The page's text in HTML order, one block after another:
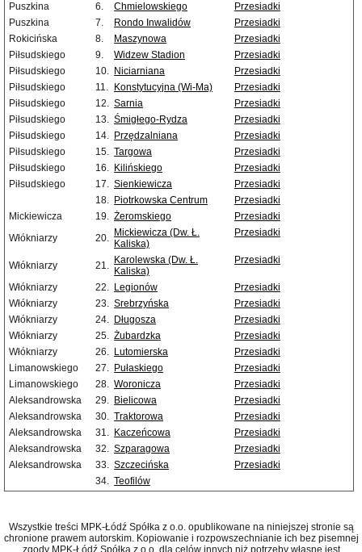
Puszkina
6. Chmielowskiego
Przesiadki
Puszkina
7. Rondo Inwalidów
Przesiadki
Rokicińska
8. Maszynowa
Przesiadki
Piłsudskiego
9. Widzew Stadion
Przesiadki
Piłsudskiego
10. Niciarniana
Przesiadki
Piłsudskiego
11. Konstytucyjna (Wi-Ma)
Przesiadki
Piłsudskiego
12. Sarnia
Przesiadki
Piłsudskiego
13. Śmigłego-Rydza
Przesiadki
Piłsudskiego
14. Przędzalniana
Przesiadki
Piłsudskiego
15. Targowa
Przesiadki
Piłsudskiego
16. Kilińskiego
Przesiadki
Piłsudskiego
17. Sienkiewicza
Przesiadki
18. Piotrkowska Centrum
Przesiadki
Mickiewicza
19. Żeromskiego
Przesiadki
Włókniarzy
20. Mickiewicza (Dw. Ł.
Kaliska)
Przesiadki
Włókniarzy 21. Karolewska (Dw. Ł.
Kaliska)
Przesiadki
Włókniarzy 22. Legionów
Przesiadki
Włókniarzy
23. Srebrzyńska
Przesiadki
Włókniarzy
24. Długosza
Przesiadki
Włókniarzy
25. Żubardzka
Przesiadki
Włókniarzy
26. Lutomierska
Przesiadki
Limanowskiego
27. Pułaskiego
Przesiadki
Limanowskiego
28. Woronicza
Przesiadki
Aleksandrowska
29. Bielicowa
Przesiadki
Aleksandrowska
30. Traktorowa
Przesiadki
Aleksandrowska
31. Kaczeńcowa
Przesiadki
Aleksandrowska
32. Szparagowa
Przesiadki
Aleksandrowska
33. Szczecińska
Przesiadki
34. Teofilów
Wszystkie treści MPK-Łódź Spółka z o.o. opublikowane na niniejszej stronie są
chronione prawem autorskim. Kopiowanie i rozpowszechnianie ich bez pisemnej
zgody MPK-Łódź Spółka z o.o. dla celów innych niż potrzeby własne jest